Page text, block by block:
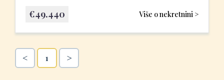
Više o nekretnini >
€49.440
< 1 >